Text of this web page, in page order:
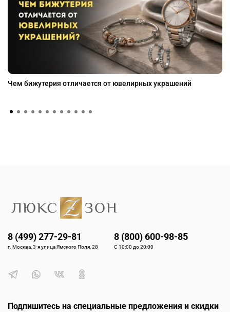
Чем бижутерия отличается от ювелирных украшений
Подпишитесь на специальные предложения и скидки
8 (499) 277-29-81
г. Москва, 3-я улица Ямского Поля, 28
8 (800) 600-98-85
С 10:00 до 20:00